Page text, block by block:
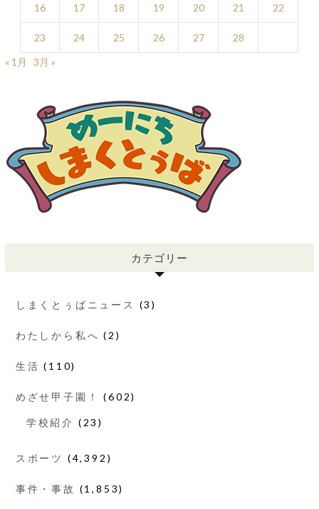
16 17 18 19 20 21 22
23 24 25 26 27
28
« 1月
3月 »
カテゴリー
しまくとぅばニュース (3)
わたしから私へ (2)
生活 (110)
めざせ甲子園！ (602)
学校紹介 (23)
スポーツ (4,392)
事件・事故 (1,853)